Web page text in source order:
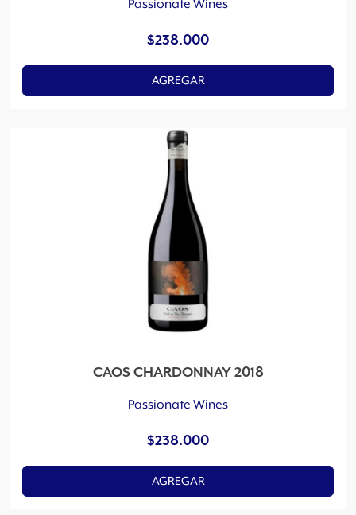
Passionate Wines
$238.000
AGREGAR
CAOS CHARDONNAY 2018
Passionate Wines
$238.000
AGREGAR